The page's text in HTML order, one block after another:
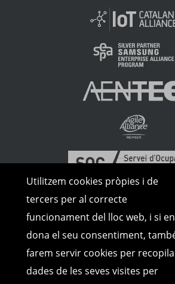
Utilitzem cookies pròpies i de
tercers per al correcte
funcionament del lloc web, i si
dona el seu consentiment,
farem servir cookies per
dades de les seves visites per